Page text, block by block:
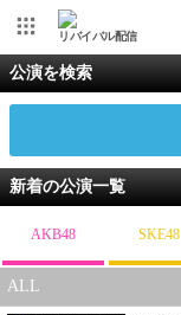
リバイバル配信
公演を検索
新着の公演一覧
AKB48 SKE48
ALL